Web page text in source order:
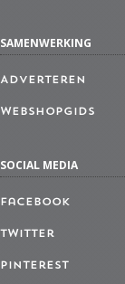
SAMENWERKING
Adverteren
Webshopgids
SOCIAL MEDIA
Facebook
Twitter
Pinterest